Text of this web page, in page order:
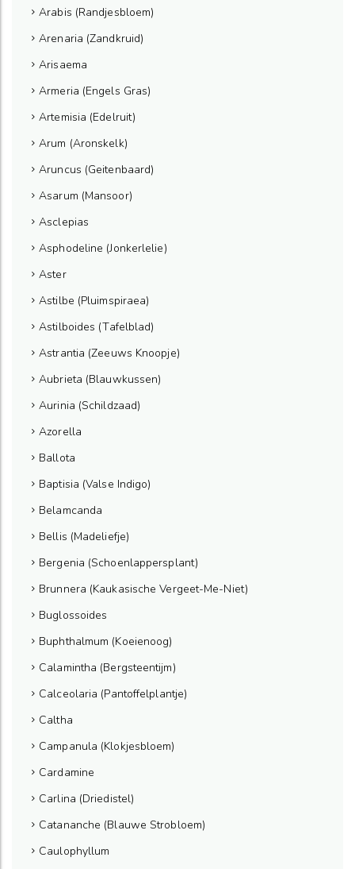
Arabis (Randjesbloem)
Arenaria (Zandkruid)
Arisaema
Armeria (Engels Gras)
Artemisia (Edelruit)
Arum (Aronskelk)
Aruncus (Geitenbaard)
Asarum (Mansoor)
Asclepias
Asphodeline (Jonkerlelie)
Aster
Astilbe (Pluimspiraea)
Astilboides (Tafelblad)
Astrantia (Zeeuws Knoopje)
Aubrieta (Blauwkussen)
Aurinia (Schildzaad)
Azorella
Ballota
Baptisia (Valse Indigo)
Belamcanda
Bellis (Madeliefje)
Bergenia (Schoenlappersplant)
Brunnera (Kaukasische Vergeet-Me-Niet)
Buglossoides
Buphthalmum (Koeienoog)
Calamintha (Bergsteentijm)
Calceolaria (Pantoffelplantje)
Caltha
Campanula (Klokjesbloem)
Cardamine
Carlina (Driedistel)
Catananche (Blauwe Strobloem)
Caulophyllum